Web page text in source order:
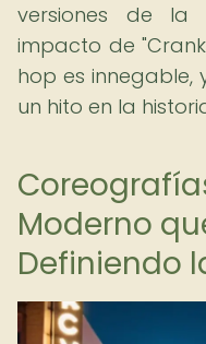
versiones de la
impacto de
hop es
un hito en la
Moderno
Definiendo